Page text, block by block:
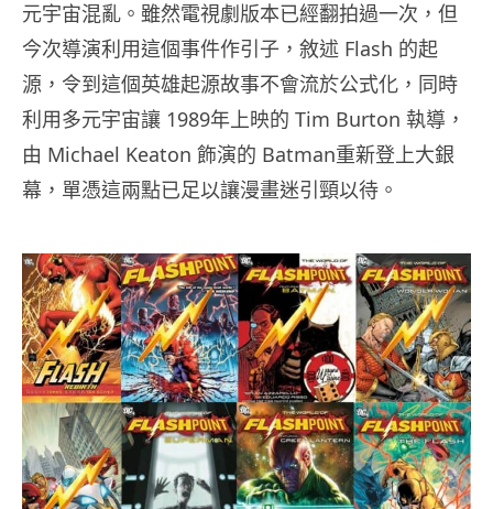
元宇宙混亂。雖然電視劇版本已經翻拍過一次，但
今次導演利用這個事件作引子，敘述 Flash 的起
源，令到這個英雄起源故事不會流於公式化，同時
利用多元宇宙讓 1989年上映的 Tim Burton 執導，
由 Michael Keaton 飾演的 Batman重新登上大銀
幕，單憑這兩點已足以讓漫畫迷引頸以待。